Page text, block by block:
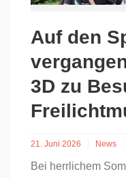
Auf den
3D zu
21. Juni 2026 News
Bei herrlichem